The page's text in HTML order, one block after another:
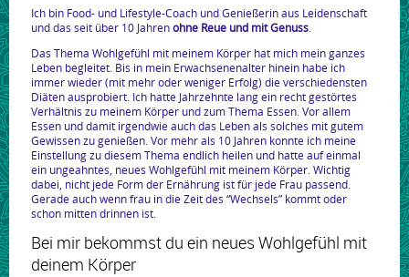
Ich bin Food- und Lifestyle-Coach und Genießerin aus Leidenschaft
und das seit über 10 Jahrenohne Reue und mit Genuss.
Das Thema Wohlgefühl mit meinem Körper hat mich mein ganzes
Leben begleitet. Bis in mein Erwachsenenalter hinein habe ich
immer wieder (mit mehr oder weniger Erfolg) die verschiedensten
Diäten ausprobiert. Ich hatte Jahrzehnte lang ein recht gestörtes
Verhältnis zu meinem Körper und zum Thema Essen. Vor allem
Essen und damit irgendwie auch das Leben als solches mit gutem
Gewissen zu genießen. Vor mehr als 10 Jahren konnte ich meine
Einstellung zu diesem Thema endlich heilen und hatte auf einmal
ein ungeahntes, neues Wohlgefühl mit meinem Körper. Wichtig
dabei, nicht jede Form der Ernährung ist für jede Frau passend.
Gerade auch wenn frau in die Zeit des “Wechsels” kommt oder
schon mitten drinnen ist.
Bei mir bekommst du ein neues Wohlgefühl mit
deinem Körper